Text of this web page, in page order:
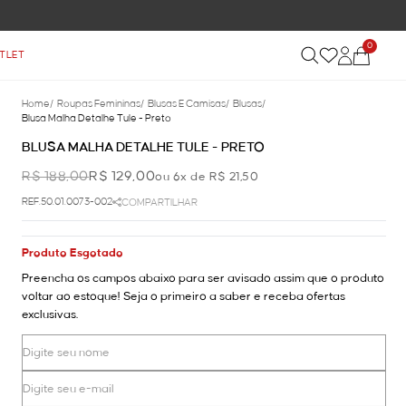
0
Home/ Roupas Femininas/ Blusas E Camisas/ Blusas/
Blusa Malha Detalhe Tule - Preto
BLUSA MALHA DETALHE TULE - PRETO
R$ 188,00R$ 129,00ou 6x de R$ 21,50
REF.50.01.0073-002 COMPARTILHAR
Produto Esgotado
Preencha os campos abaixo para ser avisado assim que o produto
voltar ao estoque! Seja o primeiro a saber e receba ofertas
exclusivas.